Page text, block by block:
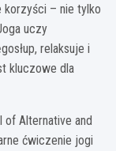
– nie tylko
uczy
relaksuje i
kluczowe dla
of Alternative and
ćwiczenie jogi